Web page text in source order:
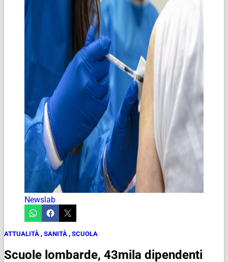
Newslab
ATTUALITÀ , SANITÀ , SCUOLA
Scuole lombarde, 43mila dipendenti